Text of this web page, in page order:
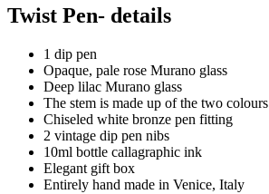
Twist Pen- details
1 dip pen
Opaque, pale rose Murano glass
Deep lilac Murano glass
The stem is made up of the two
Chiseled white bronze pen fitting
2 vintage dip pen nibs
10ml bottle callagraphic ink
Elegant gift box
Entirely hand made in Venice, Italy